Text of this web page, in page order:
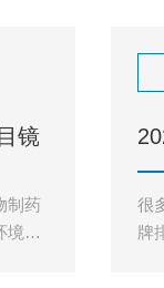
镜
制药
境
排
很
牌